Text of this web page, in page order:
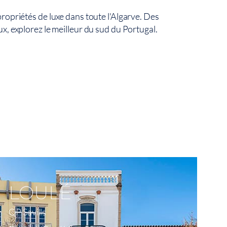
de luxe dans toute l'Algarve. Des
explorez le meilleur du sud du Portugal.
LOULÉ
QP Savills
Voir Sur La Carte